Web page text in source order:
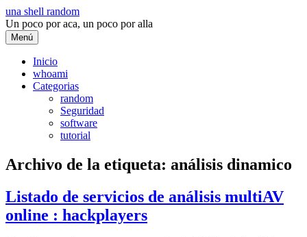
Saltar
al
contenido
una shell random
Un poco por aca, un poco por alla
Menú
Inicio
whoami
Categorias
random
Seguridad
software
tutorial
Archivo de la etiqueta: análisis dinamico
Listado de servicios de análisis multiAV
online : hackplayers